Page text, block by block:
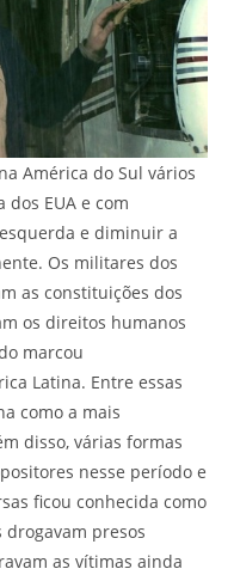
América do Sul vários
EUA e com
e diminuir a
Os militares dos
as constituições dos
os direitos humanos
marcou
Latina. Entre essas
como a mais
disso, várias formas
nesse período e
ficou conhecida como
drogavam presos
as vítimas ainda